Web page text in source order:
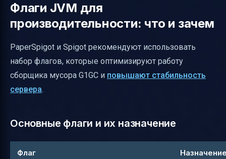
Флаги JVM для
производительности: что и зачем
PaperSpigot и Spigot рекомендуют использовать
набор флагов, которые оптимизируют работу
сборщика мусора G1GC и повышают стабильность
сервера.
Основные флаги и их назначение
Флаг